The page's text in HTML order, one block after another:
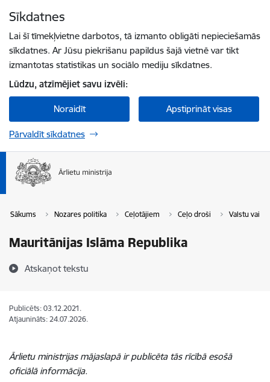
Sīkdatnes
Lai šī tīmekļvietne darbotos, tā izmanto obligāti nepieciešamās
sīkdatnes. Ar Jūsu piekrišanu papildus šajā vietnē var tikt
izmantotas statistikas un sociālo mediju sīkdatnes.
Lūdzu, atzīmējiet savu izvēli:
Noraidīt Apstiprināt visas
Pārvaldīt sīkdatnes
Sākums Nozares politika Ceļotājiem Ceļo droši Valstu vai
Mauritānijas Islāma Republika
Atskaņot tekstu
Publicēts: 03.12.2021.
Atjaunināts: 24.07.2026.
Ārlietu ministrijas mājaslapā ir publicēta tās rīcībā esošā
oficiālā informācija.